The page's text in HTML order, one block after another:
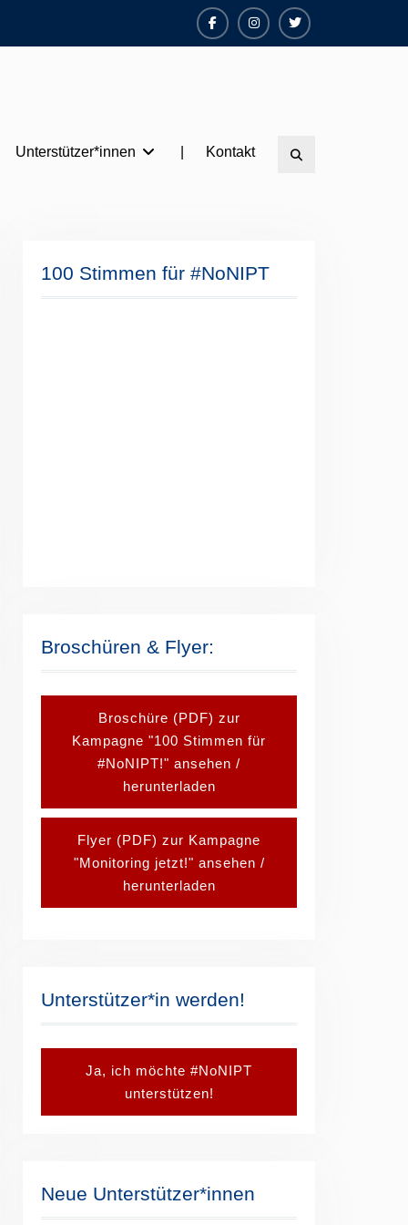
FacebookInstagram
Twitter
Unterstützer*innen Kontakt
100 Stimmen für #NoNIPT
Broschüren & Flyer:
Broschüre (PDF) zur
Kampagne "100 Stimmen für
#NoNIPT!" ansehen /
herunterladen
Flyer (PDF) zur Kampagne
"Monitoring jetzt!" ansehen /
herunterladen
Unterstützer*in werden!
Ja, ich möchte #NoNIPT
unterstützen!
Neue Unterstützer*innen